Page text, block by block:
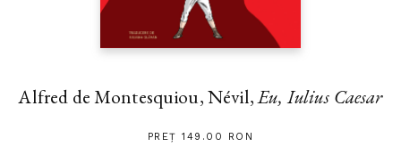
Alfred de Montesquiou, Névil,Eu, Iulius Caesar
PREȚ 149.00 RON